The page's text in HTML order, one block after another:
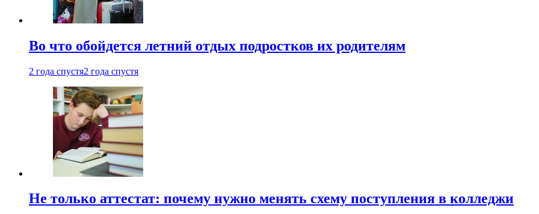
Во что обойдется летний отдых подростков их родителям
2 года спустя2 года спустя
Не только аттестат: почему нужно менять схему поступления в колледжи